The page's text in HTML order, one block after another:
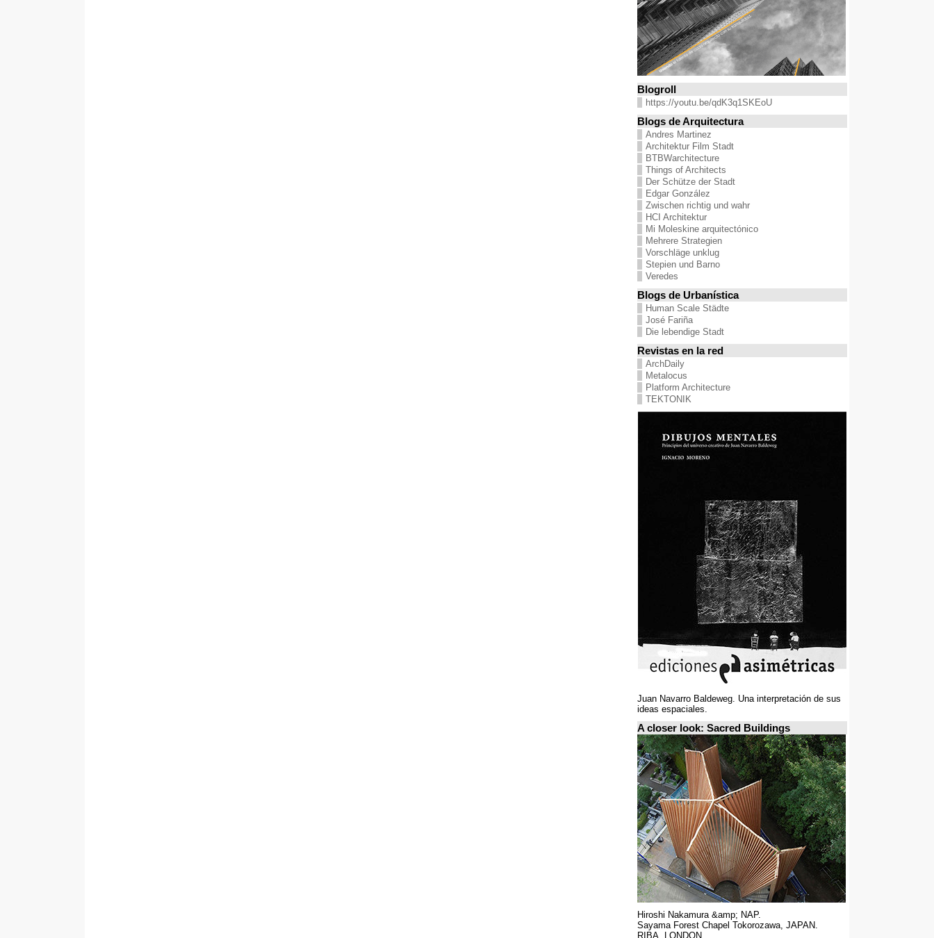
Blogroll
https://youtu.be/qdK3q1SKEoU
Blogs de Arquitectura
Andres Martinez
Architektur Film Stadt
BTBWarchitecture
Things of Architects
Der Schütze der Stadt
Edgar González
Zwischen richtig und wahr
HCI Architektur
Mi Moleskine arquitectónico
Mehrere Strategien
Vorschläge unklug
Stepien und Barno
Veredes
Blogs de Urbanística
Human Scale Städte
José Fariña
Die lebendige Stadt
Revistas en la red
ArchDaily
Metalocus
Platform Architecture
TEKTONIK
Juan Navarro Baldeweg. Una interpretación de sus
ideas espaciales.
A closer look: Sacred Buildings
Hiroshi Nakamura &amp; NAP.
Sayama Forest Chapel Tokorozawa, JAPAN.
RIBA, LONDON.